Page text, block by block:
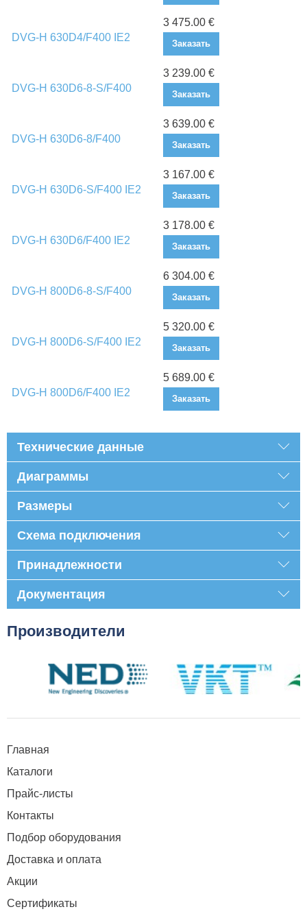
DVG-H 630D4/F400 IE2
3 475.00 €
Заказать
DVG-H 630D6-8-S/F400
3 239.00 €
Заказать
DVG-H 630D6-8/F400
3 639.00 €
Заказать
DVG-H 630D6-S/F400 IE2
3 167.00 €
Заказать
DVG-H 630D6/F400 IE2
3 178.00 €
Заказать
DVG-H 800D6-8-S/F400
6 304.00 €
Заказать
DVG-H 800D6-S/F400 IE2
5 320.00 €
Заказать
DVG-H 800D6/F400 IE2
5 689.00 €
Заказать
Технические данные
Диаграммы
Размеры
Схема подключения
Принадлежности
Документация
Производители
Главная
Каталоги
Прайс-листы
Контакты
Подбор оборудования
Доставка и оплата
Акции
Сертификаты